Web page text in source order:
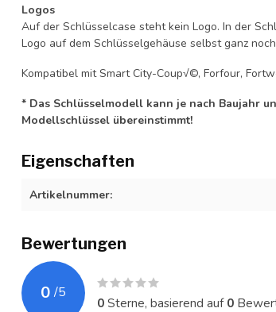
Logos
Auf der Schlüsselcase steht kein Logo. In der
Logo auf dem Schlüsselgehäuse selbst ganz
Kompatibel mit Smart City-Coup√©, Forfour,
* Das Schlüsselmodell kann je nach Baujahr
Modellschlüssel übereinstimmt!
Eigenschaften
Artikelnummer:
Bewertungen
0 /5
0Sterne, basierend auf0